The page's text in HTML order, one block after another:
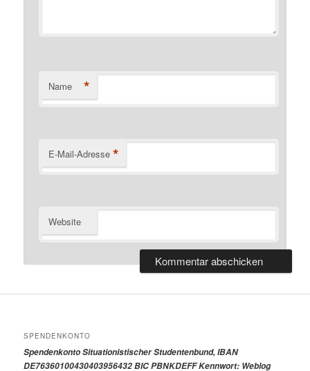
Name *
E-Mail-Adresse *
Website
SPENDENKONTO
Spendenkonto Situationistischer Studentenbund, IBAN
DE76360100430403956432 BIC PBNKDEFF Kennwort: Weblog